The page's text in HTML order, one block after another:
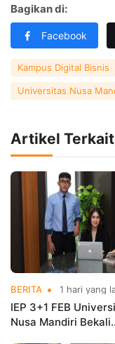
Bagikan di:
Facebook
Kampus Digital Bisnis
Universitas Nusa
Artikel Terkait
BERITA 1 hari yang
IEP 3+1 FEB
Nusa Mandiri Bekali